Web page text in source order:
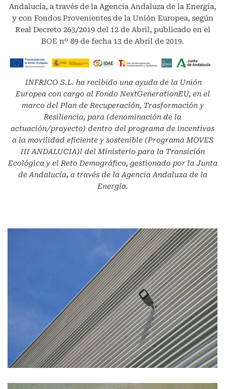
Andalucía, a través de la Agencia Andaluza de la Energía,
y con Fondos Provenientes de la Unión Europea, según
Real Decreto 263/2019 del 12 de Abril, publicado en el
BOE nº 89 de fecha 13 de Abril de 2019.
INFRICO S.L. ha recibido una ayuda de la Unión
Europea con cargo al Fondo NextGenerationEU, en el
marco del Plan de Recuperación, Trasformación y
Resiliencia, para (denominación de la
actuación/proyecto) dentro del programa de incentivos
a la movilidad eficiente y sostenible (Programa MOVES
III ANDALUCIA)l del Ministerio para la Transición
Ecológica y el Reto Demográfico, gestionado por la Junta
de Andalucía, a través de la Agencia Andaluza de la
Energía.